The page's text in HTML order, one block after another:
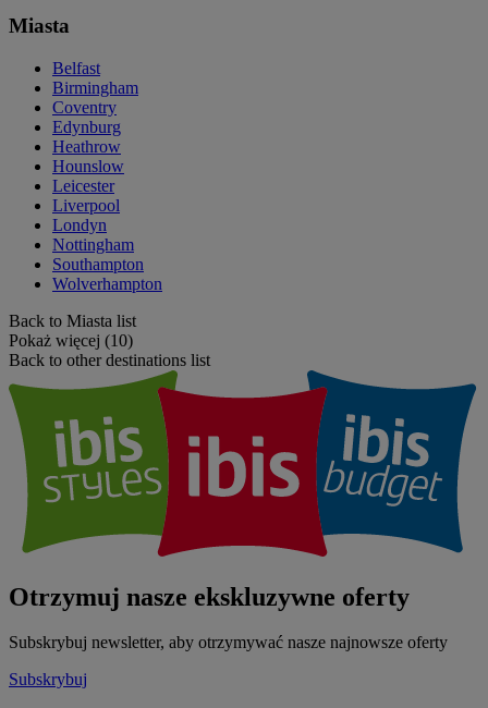
Miasta
Belfast
Birmingham
Coventry
Edynburg
Heathrow
Hounslow
Leicester
Liverpool
Londyn
Nottingham
Southampton
Wolverhampton
Back to Miasta list
Pokaż więcej (10)
Back to other destinations list
Otrzymuj nasze ekskluzywne oferty
Subskrybuj newsletter, aby otrzymywać nasze najnowsze oferty
Subskrybuj